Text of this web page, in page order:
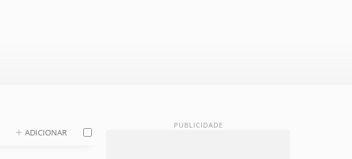
ADICIONAR